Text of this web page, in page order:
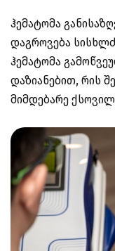
ჰემატომა
დაგროვება
ჰემატომა
დაზიანებით, რის
მიმდებარე